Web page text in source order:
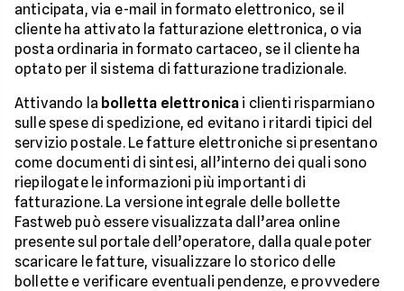
anticipata, via e-mail in formato elettronico, se il
cliente ha attivato la fatturazione elettronica, o via
posta ordinaria in formato cartaceo, se il cliente ha
optato per il sistema di fatturazione tradizionale.
Attivando la bolletta elettronica i clienti risparmiano
sulle spese di spedizione, ed evitano i ritardi tipici del
servizio postale. Le fatture elettroniche si presentano
come documenti di sintesi, all’interno dei quali sono
riepilogate le informazioni più importanti di
fatturazione. La versione integrale delle bollette
Fastweb può essere visualizzata dall’area online
presente sul portale dell’operatore, dalla quale poter
scaricare le fatture, visualizzare lo storico delle
bollette e verificare eventuali pendenze, e provvedere